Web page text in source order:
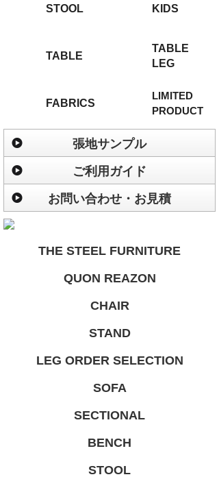
STOOL KIDS
TABLE
TABLE
LEG
FABRICS
LIMITED
PRODUCT
張地サンプル
ご利用ガイド
お問い合わせ・お見積
THE STEEL FURNITURE
QUON REAZON
CHAIR
STAND
LEG ORDER SELECTION
SOFA
SECTIONAL
BENCH
STOOL